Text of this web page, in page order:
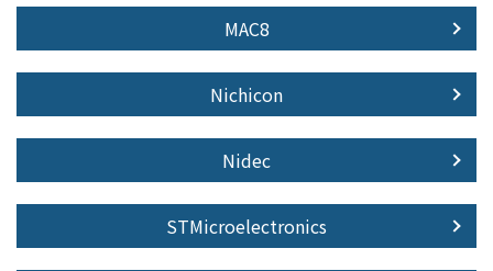
MAC8
Nichicon
Nidec
STMicroelectronics